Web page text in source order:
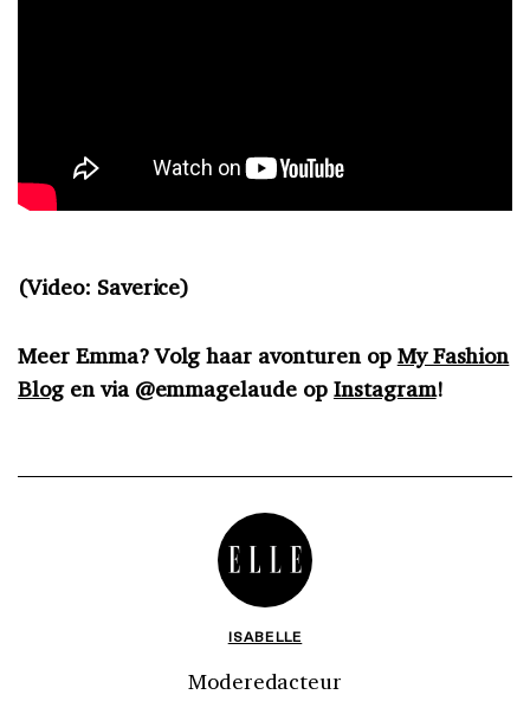
(Video: Saverice)
Meer Emma? Volg haar avonturen op My Fashion
Blogen via @emmagelaude op Instagram!
ISABELLE
Moderedacteur